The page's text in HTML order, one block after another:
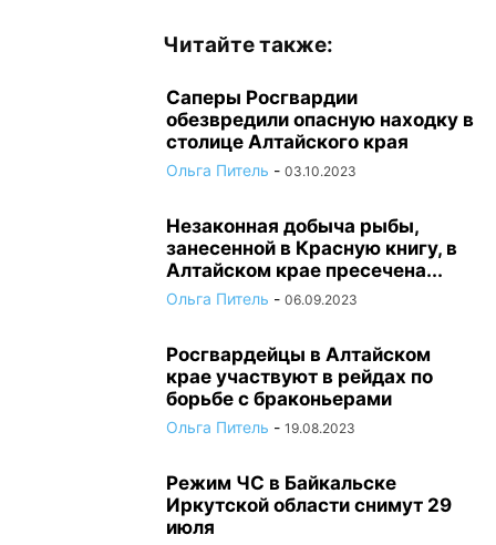
Читайте также:
Саперы Росгвардии
обезвредили опасную находку в
столице Алтайского края
Ольга Питель - 03.10.2023
Незаконная добыча рыбы,
занесенной в Красную книгу, в
Алтайском крае пресечена...
Ольга Питель - 06.09.2023
Росгвардейцы в Алтайском
крае участвуют в рейдах по
борьбе с браконьерами
Ольга Питель - 19.08.2023
Режим ЧС в Байкальске
Иркутской области снимут 29
июля